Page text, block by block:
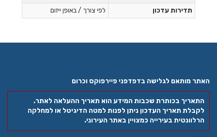
עדכון
לפי צורך / באופן ייזום
לגלישה בדפדפני פיירפוקס וכרום
בכותרת שכבות המידע הוא תאריך ההעלאה לאתר.
תאריך העדכון ניתן לפנות למטה הדיגיטל או למחלקה
בעירייה כמצויין באתר העירוני.